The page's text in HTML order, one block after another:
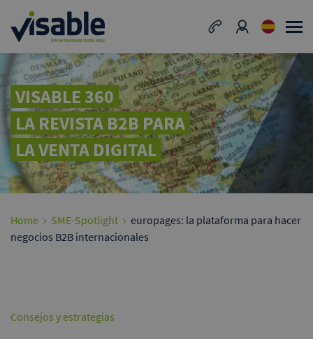
VISABLE 360
LA REVISTA B2B PARA
LA VENTA DIGITAL
Home SME-Spotlight
europages: la plataforma para hacer
negocios B2B internacionales
Consejos y estrategias